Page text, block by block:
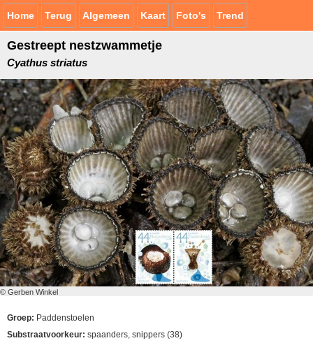
Home Terug Algemeen Kaart Foto's Trend
Gestreept nestzwammetje
Cyathus striatus
© Gerben Winkel
Groep: Paddenstoelen
Substraatvoorkeur: spaanders, snippers (38)